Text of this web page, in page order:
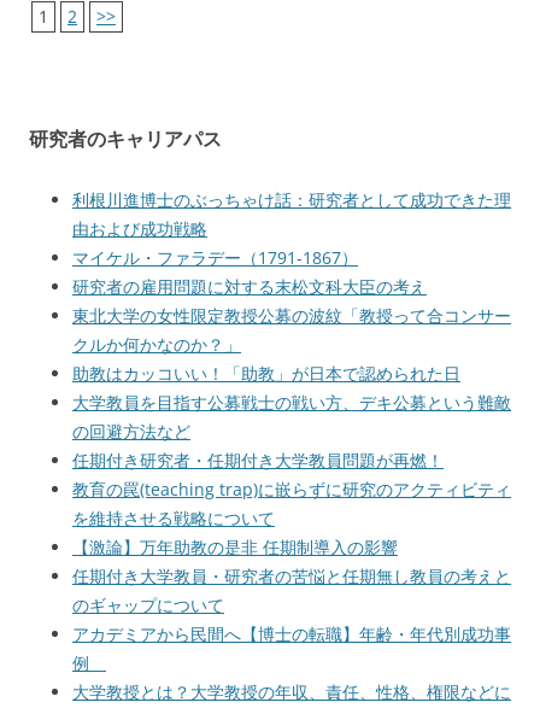
1 2 >>
研究者のキャリアパス
利根川進博士のぶっちゃけ話：研究者として成功できた理
由および成功戦略
マイケル・ファラデー（1791-1867）
研究者の雇用問題に対する末松文科大臣の考え
東北大学の女性限定教授公募の波紋「教授って合コンサー
クルか何かなのか？」
助教はカッコいい！「助教」が日本で認められた日
大学教員を目指す公募戦士の戦い方、デキ公募という難敵
の回避方法など
任期付き研究者・任期付き大学教員問題が再燃！
教育の罠(teaching trap)に嵌らずに研究のアクティビティ
を維持させる戦略について
【激論】万年助教の是非 任期制導入の影響
任期付き大学教員・研究者の苦悩と任期無し教員の考えと
のギャップについて
アカデミアから民間へ【博士の転職】年齢・年代別成功事
例
大学教授とは？大学教授の年収、責任、性格、権限などに